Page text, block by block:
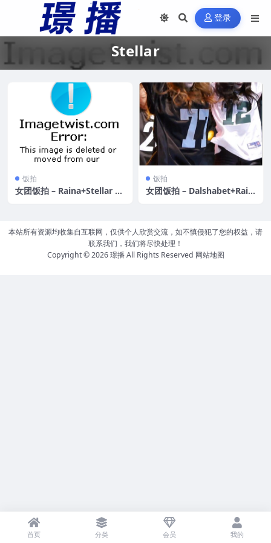
登录
Stellar
饭拍
女团饭拍 – Raina+Stellar 38
饭拍
女团饭拍 – Dalshabet+Rain
本站所有资源均收集自互联网，仅供个人欣赏交流，如不慎侵犯了您的权益，请
联系我们，我们将尽快处理！
Copyright © 2026璟播All Rights Reserved 网站地图
首页 分类 会员 我的